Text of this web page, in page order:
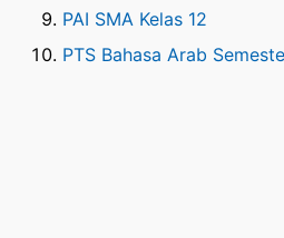
PAI SMA Kelas 12
PTS Bahasa Arab